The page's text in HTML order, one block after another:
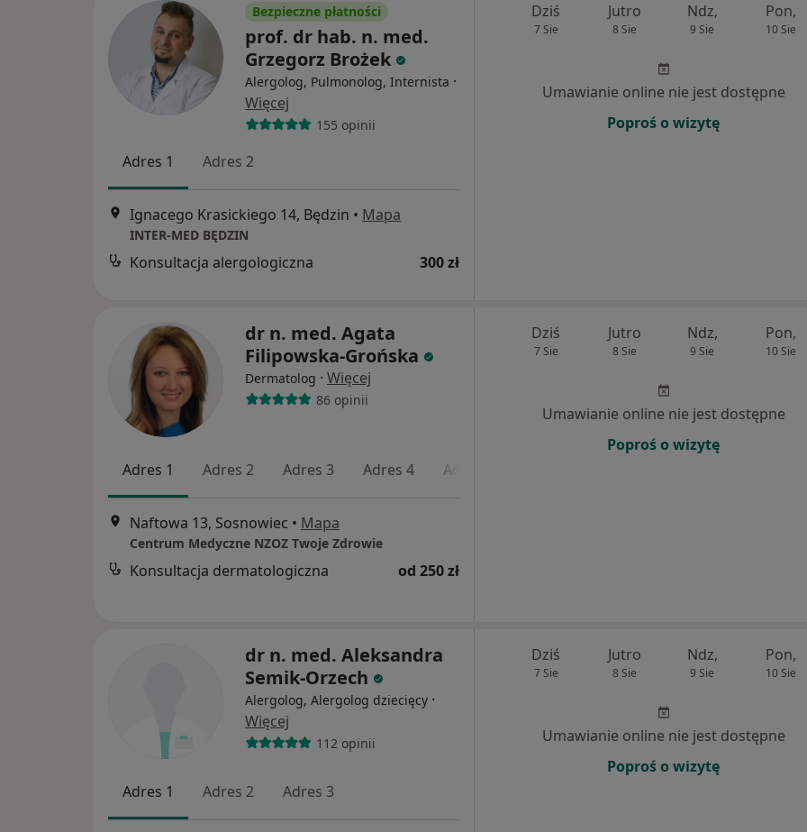
Bezpieczne płatności
prof. dr hab. n. med.
Grzegorz Brożek
Alergolog, Pulmonolog, Internista ·
Więcej
155 opinii
Adres 1 Adres 2
Ignacego Krasickiego 14, Będzin • Mapa
INTER-MED BĘDZIN
Konsultacja alergologiczna 300 zł
Dziś
7 Sie
Jutro
8 Sie
Ndz,
9 Sie
Pon,
10 Sie
Umawianie online nie jest dostępne
Poproś o wizytę
dr n. med. Agata
Filipowska-Grońska
Dermatolog · Więcej
86 opinii
Adres 1 Adres 2 Adres 3 Adres 4 Adres 5
Naftowa 13, Sosnowiec • Mapa
Centrum Medyczne NZOZ Twoje Zdrowie
Konsultacja dermatologiczna od 250 zł
Dziś
7 Sie
Jutro
8 Sie
Ndz,
9 Sie
Pon,
10 Sie
Umawianie online nie jest dostępne
Poproś o wizytę
dr n. med. Aleksandra
Semik-Orzech
Alergolog, Alergolog dziecięcy ·
Więcej
112 opinii
Adres 1 Adres 2 Adres 3
Dziś
7 Sie
Jutro
8 Sie
Ndz,
9 Sie
Pon,
10 Sie
Umawianie online nie jest dostępne
Poproś o wizytę